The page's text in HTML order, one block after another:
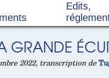
Edits,
GRANDE
2022, transcription de